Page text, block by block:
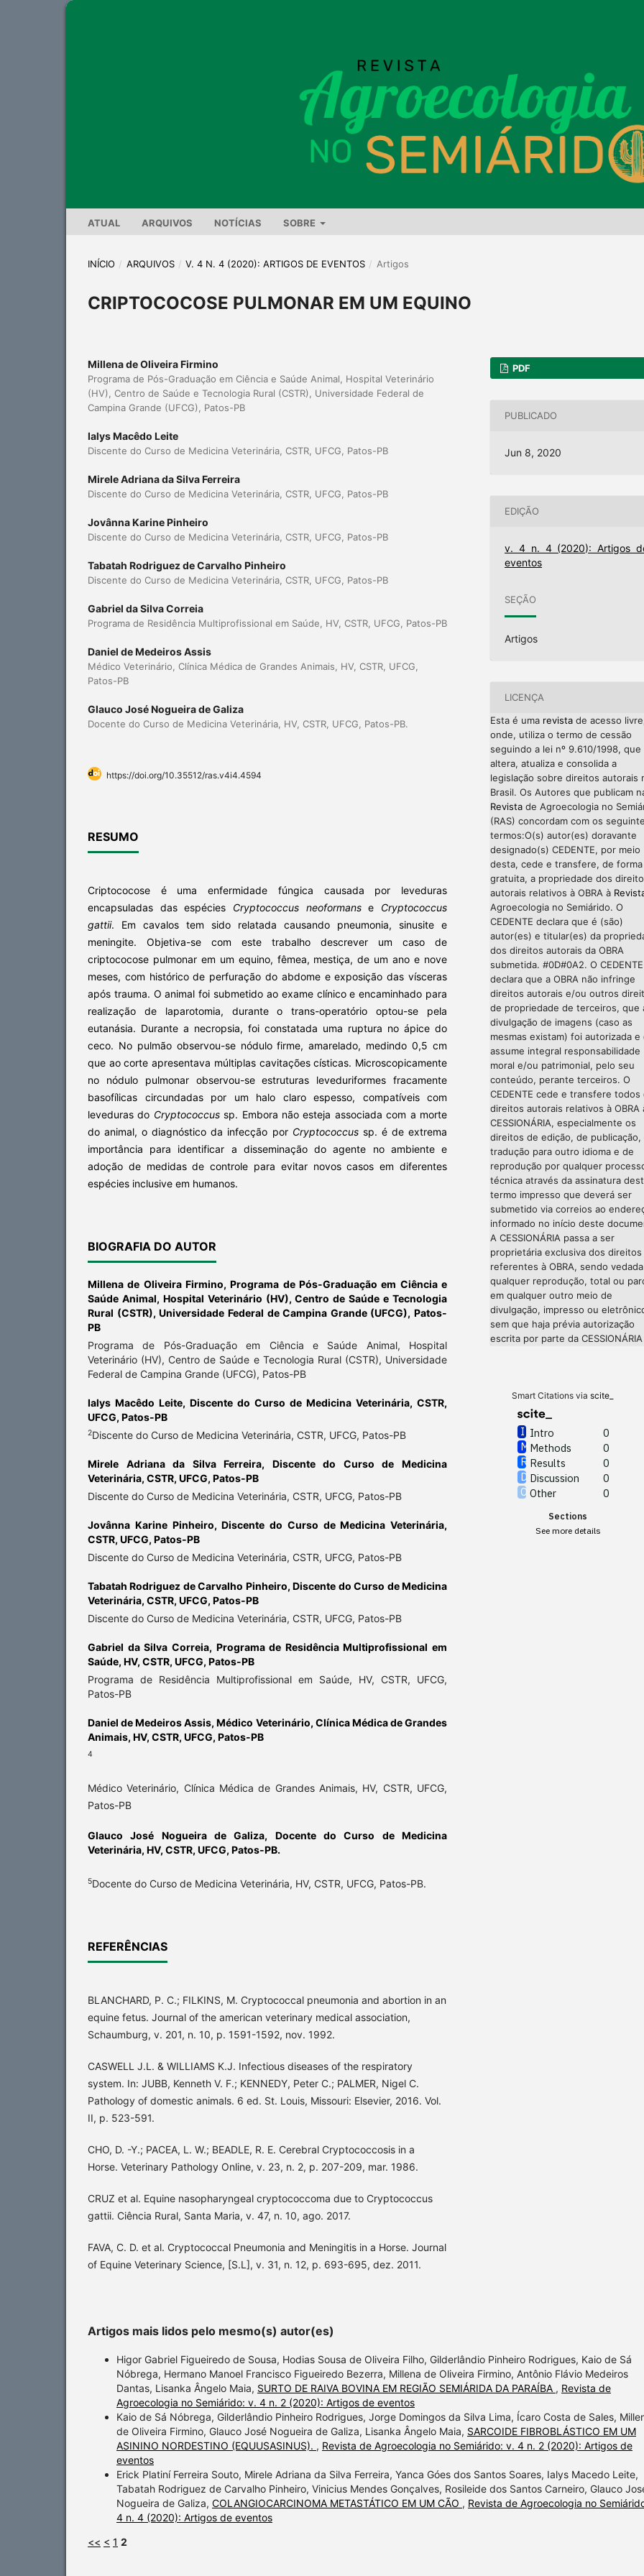
ATUAL ARQUIVOS NOTÍCIAS SOBRE
INÍCIO / ARQUIVOS / V. 4 N. 4 (2020): ARTIGOS DE EVENTOS / Artigos
CRIPTOCOCOSE PULMONAR EM UM EQUINO
Millena de Oliveira Firmino
Programa de Pós-Graduação em Ciência e Saúde Animal, Hospital Veterinário
(HV), Centro de Saúde e Tecnologia Rural (CSTR), Universidade Federal de
Campina Grande (UFCG), Patos-PB
Ialys Macêdo Leite
Discente do Curso de Medicina Veterinária, CSTR, UFCG, Patos-PB
Mirele Adriana da Silva Ferreira
Discente do Curso de Medicina Veterinária, CSTR, UFCG, Patos-PB
Jovânna Karine Pinheiro
Discente do Curso de Medicina Veterinária, CSTR, UFCG, Patos-PB
Tabatah Rodriguez de Carvalho Pinheiro
Discente do Curso de Medicina Veterinária, CSTR, UFCG, Patos-PB
Gabriel da Silva Correia
Programa de Residência Multiprofissional em Saúde, HV, CSTR, UFCG, Patos-PB
Daniel de Medeiros Assis
Médico Veterinário, Clínica Médica de Grandes Animais, HV, CSTR, UFCG,
Patos-PB
Glauco José Nogueira de Galiza
Docente do Curso de Medicina Veterinária, HV, CSTR, UFCG, Patos-PB.
https://doi.org/10.35512/ras.v4i4.4594
RESUMO
Criptococose é uma enfermidade fúngica causada por leveduras
encapsuladas das espécies Cryptococcus neoformanse Cryptococcus
gattii. Em cavalos tem sido relatada causando pneumonia, sinusite e
meningite. Objetiva-se com este trabalho descrever um caso de
criptococose pulmonar em um equino, fêmea, mestiça, de um ano e nove
meses, com histórico de perfuração do abdome e exposição das vísceras
após trauma. O animal foi submetido ao exame clínico e encaminhado para
realização de laparotomia, durante o trans-operatório optou-se pela
eutanásia. Durante a necropsia, foi constatada uma ruptura no ápice do
ceco. No pulmão observou-se nódulo firme, amarelado, medindo 0,5 cm
que ao corte apresentava múltiplas cavitações císticas. Microscopicamente
no nódulo pulmonar observou-se estruturas leveduriformes fracamente
basofílicas circundadas por um halo claro espesso, compatíveis com
leveduras do Cryptococcussp. Embora não esteja associada com a morte
do animal, o diagnóstico da infecção por Cryptococcus sp. é de extrema
importância para identificar a disseminação do agente no ambiente e
adoção de medidas de controle para evitar novos casos em diferentes
espécies inclusive em humanos.
BIOGRAFIA DO AUTOR
Millena de Oliveira Firmino,Programa de Pós-Graduação em Ciência e
Saúde Animal, Hospital Veterinário (HV), Centro de Saúde e Tecnologia
Rural (CSTR), Universidade Federal de Campina Grande (UFCG), Patos-
PB
Programa de Pós-Graduação em Ciência e Saúde Animal, Hospital
Veterinário (HV), Centro de Saúde e Tecnologia Rural (CSTR), Universidade
Federal de Campina Grande (UFCG), Patos-PB
Ialys Macêdo Leite, Discente do Curso de Medicina Veterinária, CSTR,
UFCG, Patos-PB
2Discente do Curso de Medicina Veterinária, CSTR, UFCG, Patos-PB
Mirele Adriana da Silva Ferreira, Discente do Curso de Medicina
Veterinária, CSTR, UFCG, Patos-PB
Discente do Curso de Medicina Veterinária, CSTR, UFCG, Patos-PB
Jovânna Karine Pinheiro,Discente do Curso de Medicina Veterinária,
CSTR, UFCG, Patos-PB
Discente do Curso de Medicina Veterinária, CSTR, UFCG, Patos-PB
Tabatah Rodriguez de Carvalho Pinheiro,Discente do Curso de Medicina
Veterinária, CSTR, UFCG, Patos-PB
Discente do Curso de Medicina Veterinária, CSTR, UFCG, Patos-PB
Gabriel da Silva Correia, Programa de Residência Multiprofissional em
Saúde, HV, CSTR, UFCG, Patos-PB
Programa de Residência Multiprofissional em Saúde, HV, CSTR, UFCG,
Patos-PB
Daniel de Medeiros Assis,Médico Veterinário, Clínica Médica de Grandes
Animais, HV, CSTR, UFCG, Patos-PB
4
Médico Veterinário, Clínica Médica de Grandes Animais, HV, CSTR, UFCG,
Patos-PB
Glauco José Nogueira de Galiza, Docente do Curso de Medicina
Veterinária, HV, CSTR, UFCG, Patos-PB.
5Docente do Curso de Medicina Veterinária, HV, CSTR, UFCG, Patos-PB.
REFERÊNCIAS
BLANCHARD, P. C.; FILKINS, M. Cryptococcal pneumonia and abortion in an
equine fetus. Journal of the american veterinary medical association,
Schaumburg, v. 201, n. 10, p. 1591-1592, nov. 1992.
CASWELL J.L. & WILLIAMS K.J. Infectious diseases of the respiratory
system. In: JUBB, Kenneth V. F.; KENNEDY, Peter C.; PALMER, Nigel C.
Pathology of domestic animals. 6 ed. St. Louis, Missouri: Elsevier, 2016. Vol.
II, p. 523-591.
CHO, D. -Y.; PACEA, L. W.; BEADLE, R. E. Cerebral Cryptococcosis in a
Horse. Veterinary Pathology Online, v. 23, n. 2, p. 207-209, mar. 1986.
CRUZ et al. Equine nasopharyngeal cryptococcoma due to Cryptococcus
gattii. Ciência Rural, Santa Maria, v. 47, n. 10, ago. 2017.
FAVA, C. D. et al. Cryptococcal Pneumonia and Meningitis in a Horse. Journal
of Equine Veterinary Science, [S.L], v. 31, n. 12, p. 693-695, dez. 2011.
PDF
PUBLICADO
Jun 8, 2020
EDIÇÃO
v. 4 n. 4 (2020): Artigos
eventos
SEÇÃO
Artigos
LICENÇA
Esta é uma revista de acesso
onde, utiliza o termo de cessão
seguindo a lei nº 9.610/1998, que
altera, atualiza e consolida a
legislação sobre direitos autorais
Brasil. Os Autores que publicam
Revista de Agroecologia no
(RAS) concordam com os
termos:O(s) autor(es) doravante
designado(s) CEDENTE, por meio
desta, cede e transfere, de forma
gratuita, a propriedade dos
autorais relativos à OBRA à
Agroecologia no Semiárido. O
CEDENTE declara que é (são)
autor(es) e titular(es) da
dos direitos autorais da OBRA
submetida. #0D#0A2. O CEDENTE
declara que a OBRA não infringe
direitos autorais e/ou outros
de propriedade de terceiros, que
divulgação de imagens (caso as
mesmas existam) foi autorizada e
assume integral responsabilidade
moral e/ou patrimonial, pelo seu
conteúdo, perante terceiros. O
CEDENTE cede e transfere todos
direitos autorais relativos à OBRA
CESSIONÁRIA, especialmente os
direitos de edição, de publicação,
tradução para outro idioma e de
reprodução por qualquer
técnica através da assinatura
termo impresso que deverá ser
submetido via correios ao
informado no início deste
A CESSIONÁRIA passa a ser
proprietária exclusiva dos direitos
referentes à OBRA, sendo vedada
qualquer reprodução, total ou
em qualquer outro meio de
divulgação, impresso ou
sem que haja prévia autorização
escrita por parte da CESSIONÁRIA
Smart Citations via scite_
Intro
0
Methods
0
Results
0
Discussion
0
Other
0
Sections
See more details
Artigos mais lidos pelo mesmo(s) autor(es)
Higor Gabriel Figueiredo de Sousa, Hodias Sousa de Oliveira Filho, Gilderlândio Pinheiro Rodrigues, Kaio de Sá
Nóbrega, Hermano Manoel Francisco Figueiredo Bezerra, Millena de Oliveira Firmino, Antônio Flávio Medeiros
Dantas, Lisanka Ângelo Maia, SURTO DE RAIVA BOVINA EM REGIÃO SEMIÁRIDA DA PARAÍBA , Revista de
Agroecologia no Semiárido: v. 4 n. 2 (2020): Artigos de eventos
Kaio de Sá Nóbrega, Gilderlândio Pinheiro Rodrigues, Jorge Domingos da Silva Lima, Ícaro Costa de Sales,
de Oliveira Firmino, Glauco José Nogueira de Galiza, Lisanka Ângelo Maia, SARCOIDE FIBROBLÁSTICO EM UM
ASININO NORDESTINO (EQUUSASINUS). , Revista de Agroecologia no Semiárido: v. 4 n. 2 (2020): Artigos de
eventos
Erick Platiní Ferreira Souto, Mirele Adriana da Silva Ferreira, Yanca Góes dos Santos Soares, Ialys Macedo Leite,
Tabatah Rodriguez de Carvalho Pinheiro, Vinicius Mendes Gonçalves, Rosileide dos Santos Carneiro, Glauco
Nogueira de Galiza, COLANGIOCARCINOMA METASTÁTICO EM UM CÃO , Revista de Agroecologia no
4 n. 4 (2020): Artigos de eventos
<< < 1 2